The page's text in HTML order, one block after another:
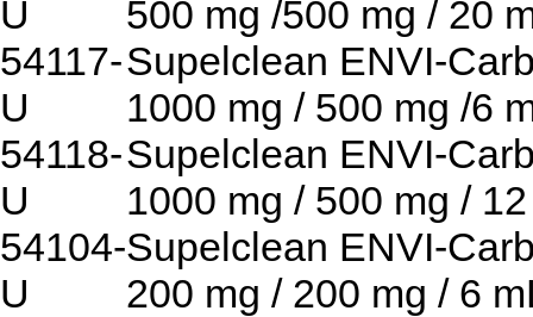
U
500 mg /500 mg / 20
54117-
U
Supelclean ENVI-
1000 mg / 500 mg /6
54118-
U
Supelclean ENVI-
1000 mg / 500 mg /
54104-
U
Supelclean ENVI-
200 mg / 200 mg / 6